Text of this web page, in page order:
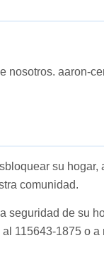
nosotros. aaron-
su hogar,
comunidad.
seguridad de su
115643-1875 o a